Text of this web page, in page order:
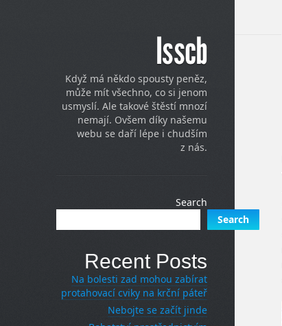
Isscb
Když má někdo spousty peněz,
může mít všechno, co si jenom
usmyslí. Ale takové štěstí mnozí
nemají. Ovšem díky našemu
webu se daří lépe i chudším
z nás.
Search
Search
Recent Posts
Na bolesti zad mohou zabírat
protahovací cviky na krční páteř
Nebojte se začít jinde